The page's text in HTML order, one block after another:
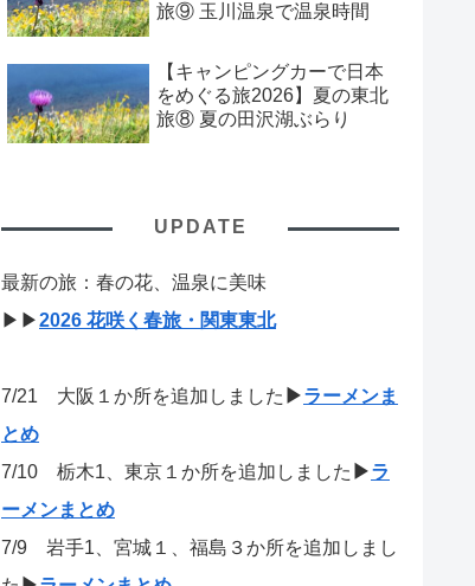
旅⑨ 玉川温泉で温泉時間
【キャンピングカーで日本
をめぐる旅2026】夏の東北
旅⑧ 夏の田沢湖ぶらり
UPDATE
最新の旅：春の花、温泉に美味
▶▶2026 花咲く春旅・関東東北
7/21 大阪１か所を追加しました ▶ラーメンま
とめ
7/10 栃木1、東京１か所を追加しました ▶ラ
ーメンまとめ
7/9 岩手1、宮城１、福島３か所を追加しまし